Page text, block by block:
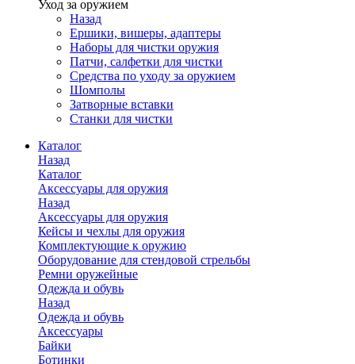
Уход за оружием
Назад
Ершики, вишеры, адаптеры
Наборы для чистки оружия
Патчи, салфетки для чистки
Средства по уходу за оружием
Шомполы
Затворные вставки
Станки для чистки
Каталог
Назад
Каталог
Аксессуары для оружия
Назад
Аксессуары для оружия
Кейсы и чехлы для оружия
Комплектующие к оружию
Оборудование для стендовой стрельбы
Ремни оружейные
Одежда и обувь
Назад
Одежда и обувь
Аксессуары
Байки
Ботинки